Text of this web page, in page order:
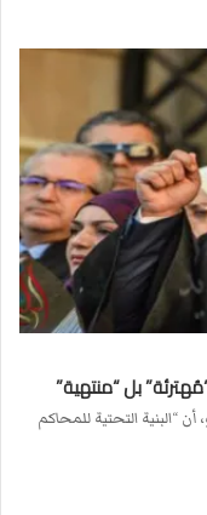
بل “منتهية”
“البنية التحتية للمحاكم